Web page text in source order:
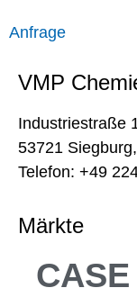
Anfrage
VMP
Industriestraße
53721
Telefon: +49
Märkte
CASE